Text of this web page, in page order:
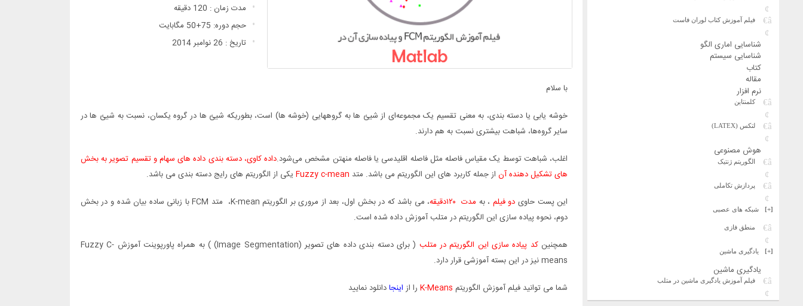
مدت زمان : 120 دقیقه
حجم دوره: 75+50 مگابایت
تاریخ : 26 نوامبر 2014
با سلام
خوشه ­یابی یا دسته بندی، به معنی تقسیم یک مجموعه­‌ای از شیئ ­ها به گروه­هایی (خوشه ­ها) است، بطوریکه شیئ­ ها در گروه یکسان، نسبت به شیئ­ ها در
سایر گروه‌ها، شباهت بیشتری نسبت به هم دارند.
اغلب، شباهت توسط یک مقیاس فاصله مثل فاصله اقلیدسی یا فاصله منهتن مشخص می‌شود.داده کاوی، دسته بندی داده های سهام و تقسیم تصویر به بخش
های تشکیل دهنده آن از جمله کاربرد های این الگوریتم می باشد. متد Fuzzy c-mean یکی از الگوریتم های رایج دسته بندی می باشد.
این پست حاوی دو فیلم ، به مدت ۱۲۰دقیقه
، می باشد که در بخش اول، بعد از مروری بر الگوریتم K-mean، متد FCM با زبانی ساده بیان شده و در بخش
دوم، نحوه پیاده سازی این الگوریتم در متلب آموزش داده شده است.
همچنینکد پیاده سازی این الگوریتم در متلب
( برای دسته بندی داده های تصویر (Image Segmentation) ) به همراه پاورپوینت آموزش Fuzzy C-
means نیز در این بسته آموزشی قرار دارد.
شما می توانید فیلم آموزش الگوریتم K-Means را از اینجادانلود نمایید
فیلم آموزش کتاب لوران فاست
شناسایی اماری الگو
شناسایی سیستم
کتاب
مقاله
نرم افزار
کلمنتاین
لتکس (LATEX)
هوش مصنوعی
الگوریتم ژنتیک
پردازش تکاملی
[+] شبکه های عصبی
منطق فازی
[+] یادگیری ماشین
یادگیری ماشین
فیلم آموزش یادگیری ماشین در متلب